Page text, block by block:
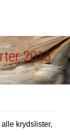
2013
krydslister,